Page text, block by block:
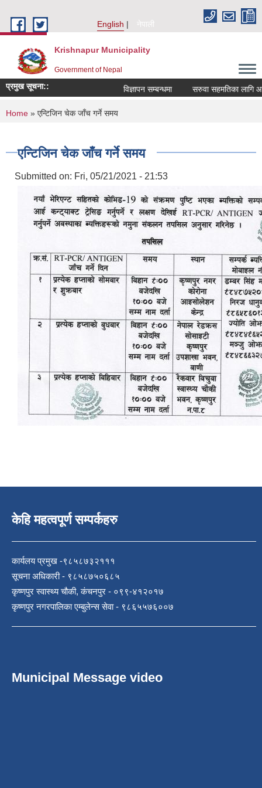
English
नेपाली
Krishnapur Municipality
Government of Nepal
प्रमुख सूचना:: विज्ञापन सम्बन्धमा सरुवा सहमतिका लागि
You are here
Home » एन्टिजिन चेक जाँच गर्ने समय
एन्टिजिन चेक जाँच गर्ने समय
Submitted on: Fri, 05/21/2021 - 21:53
केहि महत्वपूर्ण सम्पर्कहरु
कार्यलय प्रमुख -९८५८७३२१११
सूचना अधिकारी - ९८५८७५०६८५
कृष्णपुर स्वास्थ्य चौकी, कंचनपुर - ०९९-४१२०१७
कृष्णपुर नगरपालिका एम्बुलेन्स सेवा - ९८६५५७६००७
Municipal Message video